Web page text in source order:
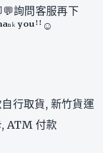
詢問客服再下
ʸᵒᵘꜝꜝ☺
行取貨, 新竹貨運
ATM 付款